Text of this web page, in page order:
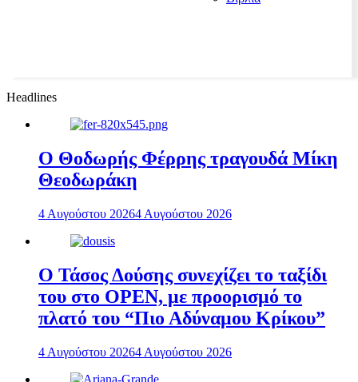
Headlines
Ο Θοδωρής Φέρρης τραγουδά Μίκη
Θεοδωράκη
4 Αυγούστου 20264 Αυγούστου 2026
Ο Τάσος Δούσης συνεχίζει το ταξίδι
του στο OPEN, με προορισμό το
πλατό του “Πιο Αδύναμου Κρίκου”
4 Αυγούστου 20264 Αυγούστου 2026